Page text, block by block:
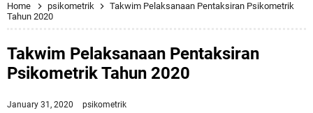
Home psikometrik
Takwim Pelaksanaan Pentaksiran Psikometrik
Tahun 2020
Takwim Pelaksanaan Pentaksiran
Psikometrik Tahun 2020
January 31, 2020 psikometrik